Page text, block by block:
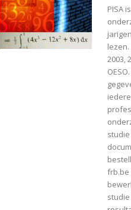
PISA
2003,
frb.be